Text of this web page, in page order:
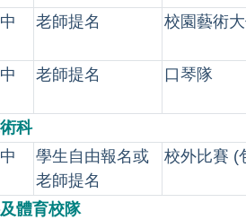
老師提名 校園藝術
老師提名 口琴隊
科
學生自由報名或
老師提名
校外比賽 (
體育校隊